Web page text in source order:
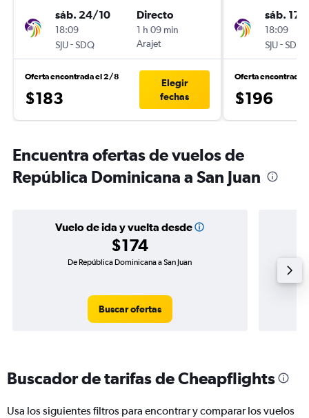
sáb. 24/10
18:09
SJU-SDQ
Directo
1 h 09 min
Arajet
Oferta encontrada el 2/8
$183
Elegir
fechas
sáb. 17/
18:09
SJU-SDQ
Oferta encontrada
$196
Encuentra ofertas de vuelos de
República Dominicana a San Juan
Vuelo de ida y vuelta desde
$174
De República Dominicana a San Juan
Buscar ofertas
Buscador de tarifas de Cheapflights
Usa los siguientes filtros para encontrar y comparar los vuelos